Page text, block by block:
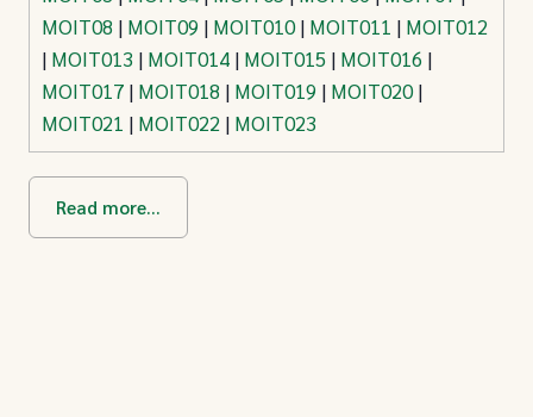
MOIT08 | MOIT09 | MOIT010| MOIT011 | MOIT012
| MOIT013 | MOIT014 | MOIT015 | MOIT016 |
MOIT017 | MOIT018 | MOIT019 | MOIT020|
MOIT021 | MOIT022 | MOIT023
Read more...